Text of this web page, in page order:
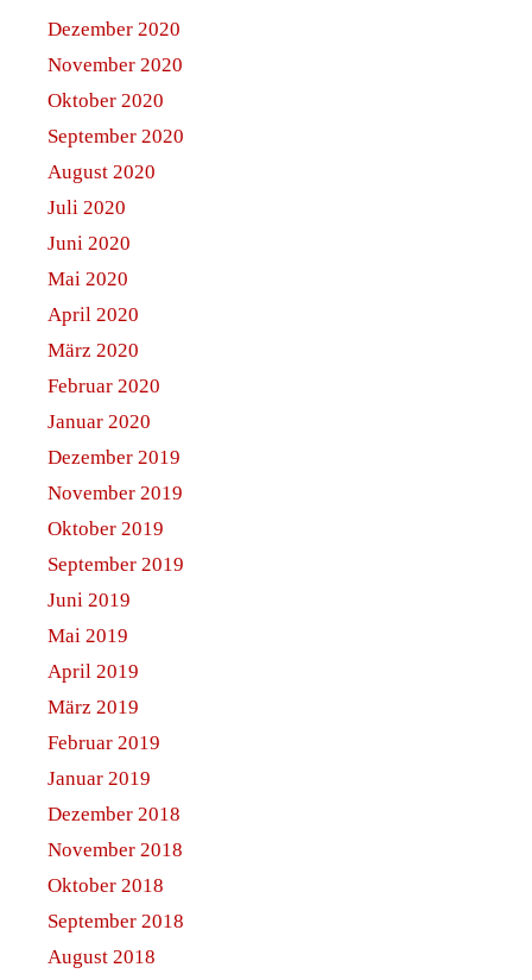
Dezember 2020
November 2020
Oktober 2020
September 2020
August 2020
Juli 2020
Juni 2020
Mai 2020
April 2020
März 2020
Februar 2020
Januar 2020
Dezember 2019
November 2019
Oktober 2019
September 2019
Juni 2019
Mai 2019
April 2019
März 2019
Februar 2019
Januar 2019
Dezember 2018
November 2018
Oktober 2018
September 2018
August 2018